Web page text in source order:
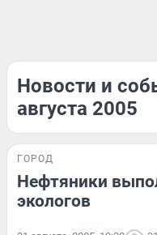
Новости и
августа 2005
ГОРОД
Нефтяники
экологов